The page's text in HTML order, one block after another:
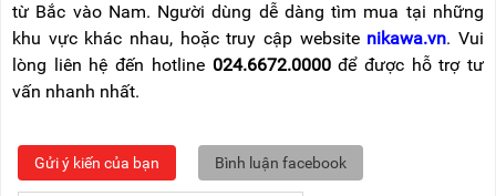
từ Bắc vào Nam. Người dùng dễ dàng tìm mua tại những
khu vực khác nhau, hoặc truy cập website nikawa.vn. Vui
lòng liên hệ đến hotline 024.6672.0000để được hỗ trợ tư
vấn nhanh nhất.
Gửi ý kiến của bạn Bình luận facebook